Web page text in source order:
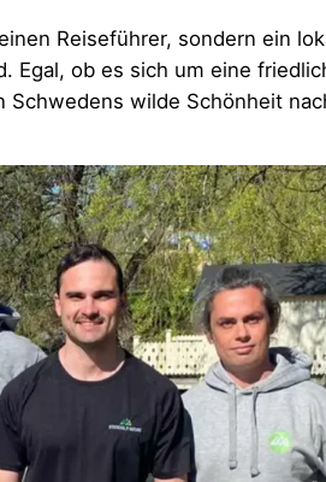
Reiseführer, sondern ein
ob es sich um eine
wilde Schönheit